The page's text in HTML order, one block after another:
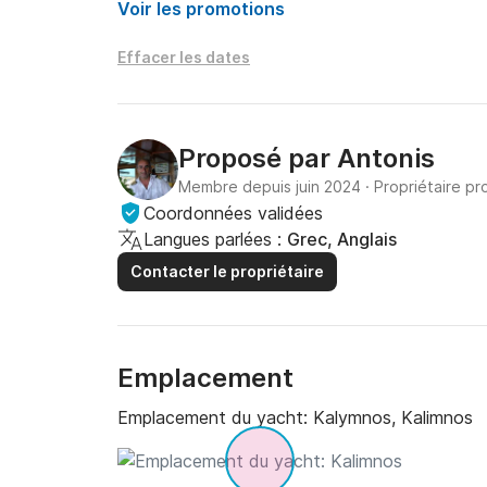
Voir les promotions
Effacer les dates
Proposé par Antonis
Membre depuis juin 2024 · Propriétaire
Coordonnées validées
Langues parlées : Grec, Anglais
Contacter le propriétaire
Emplacement
Emplacement du yacht: Kalymnos, Kalimnos